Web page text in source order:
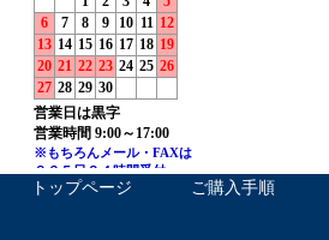
トップページ ご購入手順